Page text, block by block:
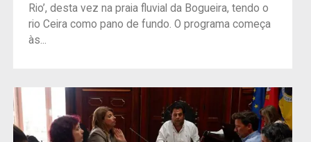
Rio’, desta vez na praia fluvial da Bogueira, tendo o
rio Ceira como pano de fundo. O programa começa
às...